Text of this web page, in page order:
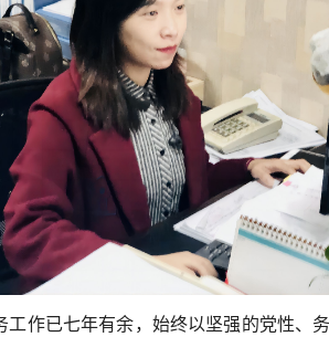
工作已七年有余，始终以坚强的党性、